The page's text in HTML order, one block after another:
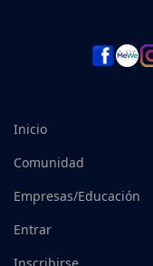
Inicio
Comunidad
Empresas/Educación
Entrar